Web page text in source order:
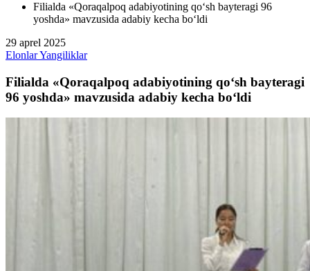
Filialda «Qoraqalpoq adabiyotining qo‘sh bayteragi 96
yoshda» mavzusida adabiy kecha bo‘ldi
29 aprel 2025
ElonlarYangiliklar
Filialda «Qoraqalpoq adabiyotining qo‘sh bayteragi
96 yoshda» mavzusida adabiy kecha bo‘ldi